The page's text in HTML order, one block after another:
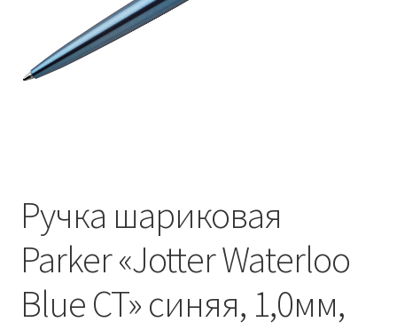
Ручка шариковая
Parker «Jotter Waterloo
Blue CT» синяя, 1,0мм,